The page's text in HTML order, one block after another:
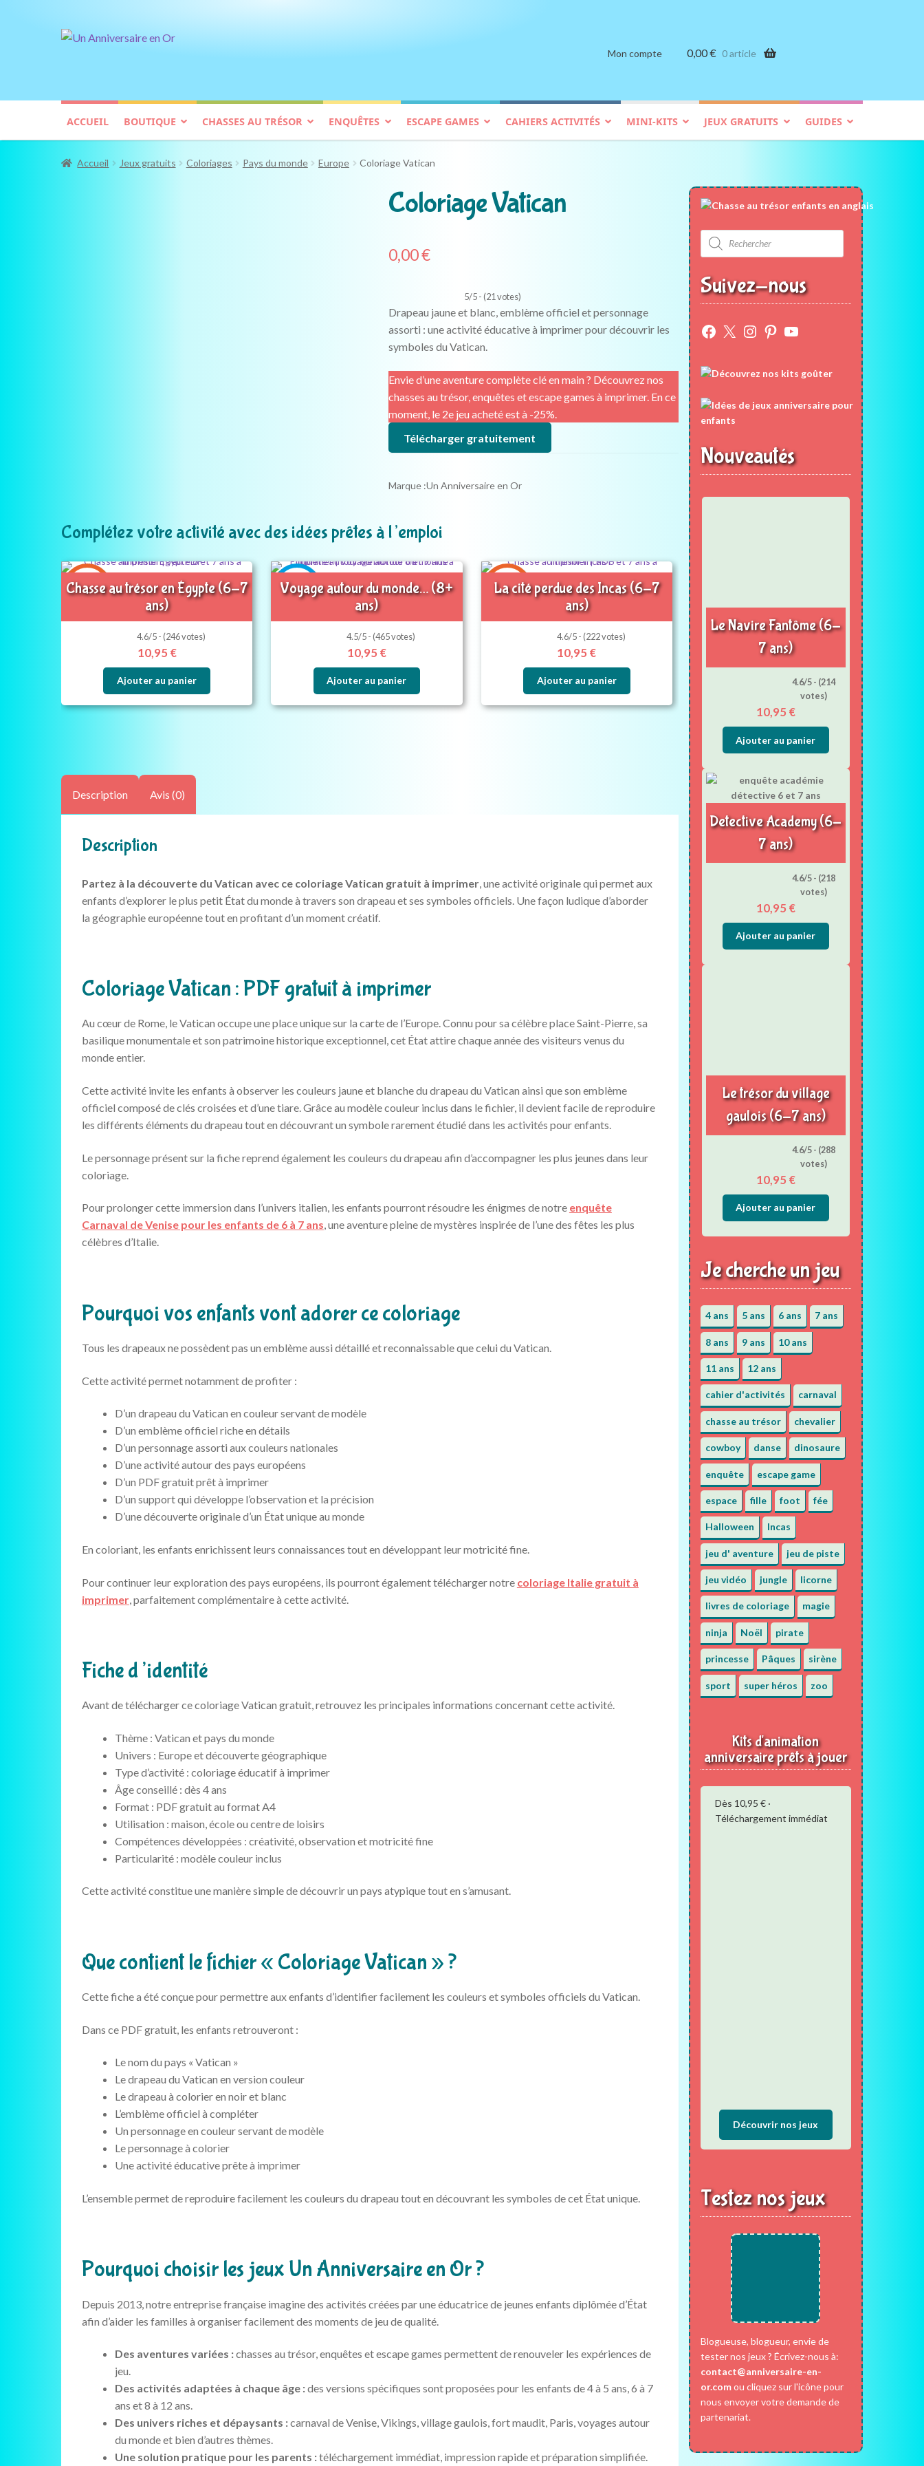
Aller
Aller
Mon compte 0,00€ 0 article
ACCUEIL BOUTIQUE CHASSES AU TRÉSOR ENQUÊTES ESCAPE GAMES CAHIERS ACTIVITÉS MINI-KITS JEUX GRATUITS GUIDES
Accueil Jeux gratuits Coloriages Pays du monde Europe Coloriage Vatican
Coloriage Vatican
0,00€
5/5 - (21 votes)
Drapeau jaune et blanc, emblème officiel et personnage
assorti : une activité éducative à imprimer pour découvrir les
symboles du Vatican.
Envie d’une aventure complète clé en main ? Découvrez nos
chasses au trésor, enquêtes et escape games à imprimer. En ce
moment, le 2e jeu acheté est à -25%.
Télécharger gratuitement
Marque :Un Anniversaire en Or
Complétez votre activité avec des idées prêtes à l’emploi
6-7
ans
Chasse au trésor en Égypte (6-7
ans)
4.6/5 - (246 votes)
10,95 €
Ajouter au panier
8+
ans
Voyage autour du monde… (8+
ans)
4.5/5 - (465 votes)
10,95 €
Ajouter au panier
6-7
ans
La cité perdue des Incas (6-7
ans)
4.6/5 - (222 votes)
10,95 €
Ajouter au panier
Description Avis (0)
Description
Partez à la découverte du Vatican avec ce coloriage Vatican gratuit à imprimer, une activité originale qui permet aux
enfants d’explorer le plus petit État du monde à travers son drapeau et ses symboles officiels. Une façon ludique d’aborder
la géographie européenne tout en profitant d’un moment créatif.
Coloriage Vatican : PDF gratuit à imprimer
Au cœur de Rome, le Vatican occupe une place unique sur la carte de l’Europe. Connu pour sa célèbre place Saint-Pierre, sa
basilique monumentale et son patrimoine historique exceptionnel, cet État attire chaque année des visiteurs venus du
monde entier.
Cette activité invite les enfants à observer les couleurs jaune et blanche du drapeau du Vatican ainsi que son emblème
officiel composé de clés croisées et d’une tiare. Grâce au modèle couleur inclus dans le fichier, il devient facile de reproduire
les différents éléments du drapeau tout en découvrant un symbole rarement étudié dans les activités pour enfants.
Le personnage présent sur la fiche reprend également les couleurs du drapeau afin d’accompagner les plus jeunes dans leur
coloriage.
Pour prolonger cette immersion dans l’univers italien, les enfants pourront résoudre les énigmes de notre enquête
Carnaval de Venise pour les enfants de 6 à 7 ans, une aventure pleine de mystères inspirée de l’une des fêtes les plus
célèbres d’Italie.
Pourquoi vos enfants vont adorer ce coloriage
Tous les drapeaux ne possèdent pas un emblème aussi détaillé et reconnaissable que celui du Vatican.
Cette activité permet notamment de profiter :
D’un drapeau du Vatican en couleur servant de modèle
D’un emblème officiel riche en détails
D’un personnage assorti aux couleurs nationales
D’une activité autour des pays européens
D’un PDF gratuit prêt à imprimer
D’un support qui développe l’observation et la précision
D’une découverte originale d’un État unique au monde
En coloriant, les enfants enrichissent leurs connaissances tout en développant leur motricité fine.
Pour continuer leur exploration des pays européens, ils pourront également télécharger notre coloriage Italie gratuit à
imprimer, parfaitement complémentaire à cette activité.
Fiche d’identité
Avant de télécharger ce coloriage Vatican gratuit, retrouvez les principales informations concernant cette activité.
Thème : Vatican et pays du monde
Univers : Europe et découverte géographique
Type d’activité : coloriage éducatif à imprimer
Âge conseillé : dès 4 ans
Format : PDF gratuit au format A4
Utilisation : maison, école ou centre de loisirs
Compétences développées : créativité, observation et motricité fine
Particularité : modèle couleur inclus
Cette activité constitue une manière simple de découvrir un pays atypique tout en s’amusant.
Que contient le fichier « Coloriage Vatican » ?
Cette fiche a été conçue pour permettre aux enfants d’identifier facilement les couleurs et symboles officiels du Vatican.
Dans ce PDF gratuit, les enfants retrouveront :
Le nom du pays « Vatican »
Le drapeau du Vatican en version couleur
Le drapeau à colorier en noir et blanc
L’emblème officiel à compléter
Un personnage en couleur servant de modèle
Le personnage à colorier
Une activité éducative prête à imprimer
L’ensemble permet de reproduire facilement les couleurs du drapeau tout en découvrant les symboles de cet État unique.
Pourquoi choisir les jeux Un Anniversaire en Or ?
Depuis 2013, notre entreprise française imagine des activités créées par une éducatrice de jeunes enfants diplômée d’État
afin d’aider les familles à organiser facilement des moments de jeu de qualité.
Des aventures variées :chasses au trésor, enquêtes et escape games permettent de renouveler les expériences de
jeu.
Des activités adaptées à chaque âge :des versions spécifiques sont proposées pour les enfants de 4 à 5 ans, 6 à 7
ans et 8 à 12 ans.
Des univers riches et dépaysants :carnaval de Venise, Vikings, village gaulois, fort maudit, Paris, voyages autour
du monde et bien d’autres thèmes.
Une solution pratique pour les parents :téléchargement immédiat, impression rapide et préparation simplifiée.
Recherche
de
produits
Suivez-nous
Facebook
X Instagram
Pinterest
YouTube
Nouveautés
Le Navire Fantôme (6-
7 ans)
4.6/5 - (214
votes)
10,95 €
Ajouter au panier
Detective Academy (6-
7 ans)
4.6/5 - (218
votes)
10,95 €
Ajouter au panier
Le trésor du village
gaulois (6-7 ans)
4.6/5 - (288
votes)
10,95 €
Ajouter au panier
Je cherche un jeu
4 ans 5 ans 6 ans 7 ans
8 ans 9 ans 10 ans
11 ans 12 ans
cahier d'activités carnaval
chasse au trésor chevalier
cowboy danse dinosaure
enquête escape game
espace fille foot fée
Halloween Incas
jeu d' aventure jeu de piste
jeu vidéo jungle licorne
livres de coloriage magie
ninja Noël pirate
princesse Pâques sirène
sport super héros zoo
Kits d'animation
anniversaire prêts à jouer
Dès 10,95 € ·
Téléchargement immédiat
Découvrir nos jeux
Testez nos jeux
Blogueuse, blogueur, envie de
tester nos jeux ? Écrivez-nous à:
contact@anniversaire-en-
or.comou cliquez sur l'icône pour
nous envoyer votre demande de
partenariat.